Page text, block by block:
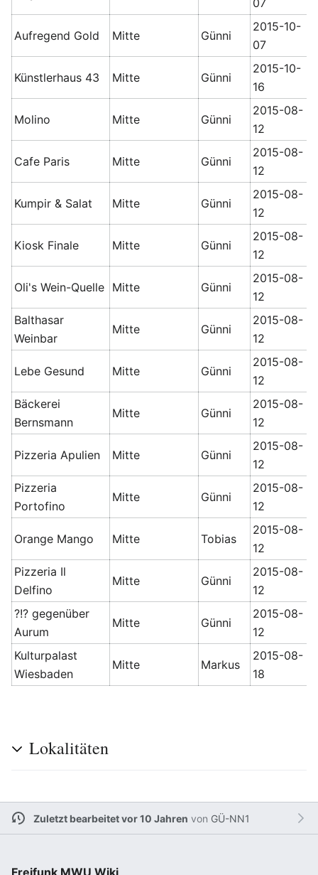
07
Aufregend Gold Mitte Günni
2015-10-
07
Künstlerhaus 43 Mitte Günni
2015-10-
16
Molino Mitte Günni
2015-08-
12
Cafe Paris Mitte Günni
2015-08-
12
Kumpir & Salat Mitte Günni
2015-08-
12
Kiosk Finale Mitte Günni
2015-08-
12
Oli's Wein-Quelle Mitte Günni
2015-08-
12
Balthasar
Weinbar
Mitte Günni
2015-08-
12
Lebe Gesund Mitte Günni
2015-08-
12
Bäckerei
Bernsmann
Mitte Günni
2015-08-
12
Pizzeria Apulien Mitte Günni
2015-08-
12
Pizzeria
Portofino
Mitte Günni
2015-08-
12
Orange Mango Mitte Tobias
2015-08-
12
Pizzeria Il
Delfino
Mitte Günni
2015-08-
12
?!? gegenüber
Aurum
Mitte Günni
2015-08-
12
Kulturpalast
Wiesbaden
Mitte Markus
2015-08-
18
Lokalitäten
Zuletzt bearbeitet vor 10 Jahren von GÜ-NN1
Freifunk MWU Wiki